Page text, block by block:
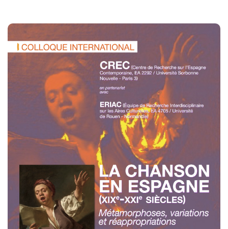
Concours
Programmes
Rapports
Agrégation et Capes
« Au menu »
Vous abonner / commander un numéro
Vous abonner
Commander un numéro PDF